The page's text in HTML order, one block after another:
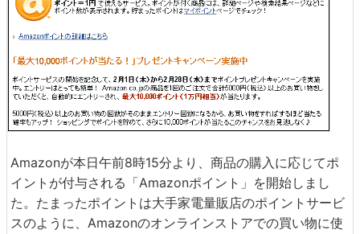
Amazonが本日午前8時15分より、商品の購入に応じてポ
イントが付与される「Amazonポイント」を開始しまし
た。たまったポイントは大手家電量販店のポイントサービ
スのように、Amazonのオンラインストアでの買い物に使